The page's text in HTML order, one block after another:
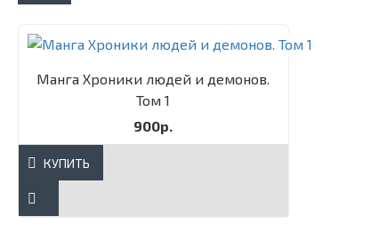
Манга Хроники людей и демонов.
Том 1
900р.
КУПИТЬ